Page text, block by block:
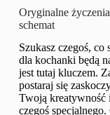
Oryginalne
schemat
Szukasz czegoś,
dla kochanki będą
jest tutaj kluczem.
postaraj się
Twoją kreatywność
czegoś